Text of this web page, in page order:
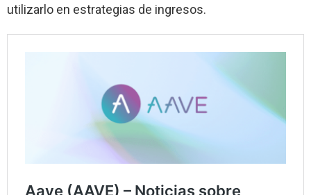
utilizarlo en estrategias de ingresos.